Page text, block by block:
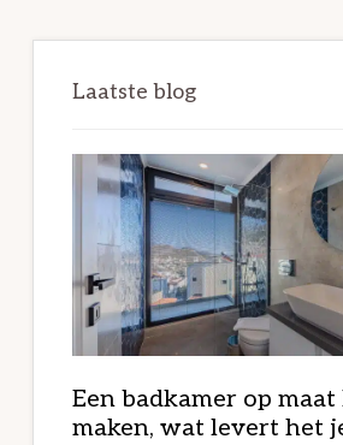
Laatste blog
Een badkamer op
maken, wat levert het